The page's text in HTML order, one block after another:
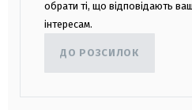
обрати ті, що відповідають
інтересам.
ДО РОЗСИЛОК